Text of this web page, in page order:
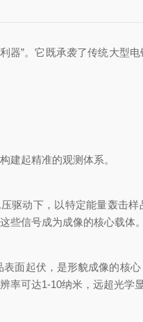
”。它既承袭了传统大型电
建起精准的观测体系。
动下，以特定能量轰击样
些信号成为成像的核心载体。
面起伏，是形貌成像的核心
可达1-10纳米，远超光学显